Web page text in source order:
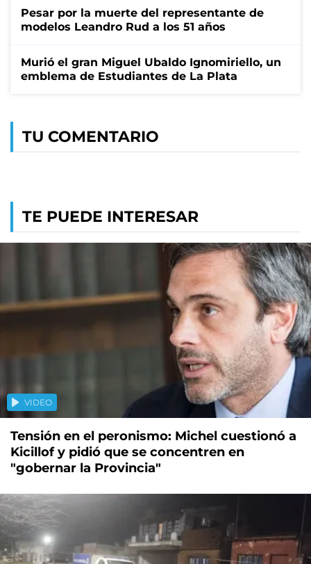
Pesar por la muerte del representante de
modelos Leandro Rud a los 51 años
Murió el gran Miguel Ubaldo Ignomiriello, un
emblema de Estudiantes de La Plata
TU COMENTARIO
TE PUEDE INTERESAR
VIDEO
Tensión en el peronismo: Michel cuestionó a
Kicillof y pidió que se concentren en
"gobernar la Provincia"